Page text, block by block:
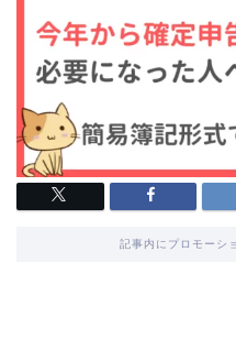
記事内にプロモーシ